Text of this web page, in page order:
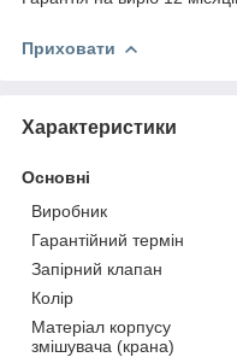
Приховати
Характеристики
Основні
Виробник
Гарантійний термін
Запірний клапан
Колір
Матеріал корпусу
змішувача (крана)